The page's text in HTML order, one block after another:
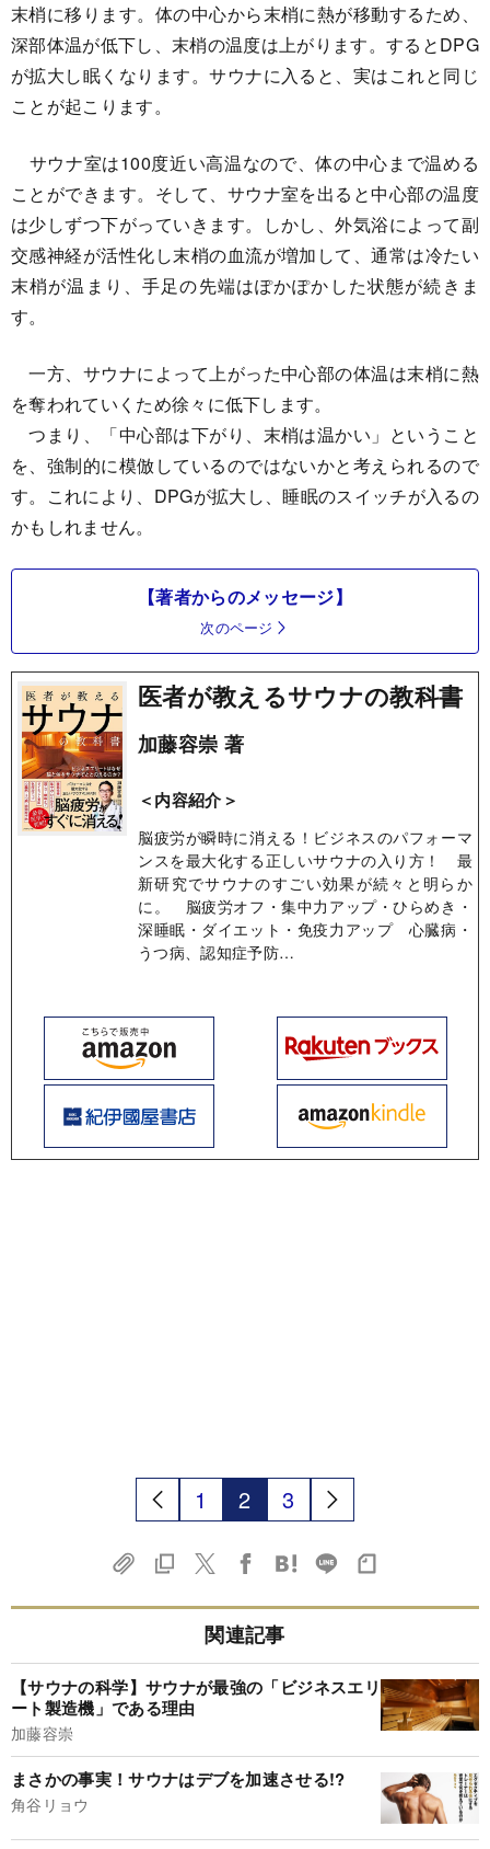
末梢に移ります。体の中心から末梢に熱が移動するため、
深部体温が低下し、末梢の温度は上がります。するとDPG
が拡大し眠くなります。サウナに入ると、実はこれと同じ
ことが起こります。
サウナ室は100度近い高温なので、体の中心まで温める
ことができます。そして、サウナ室を出ると中心部の温度
は少しずつ下がっていきます。しかし、外気浴によって副
交感神経が活性化し末梢の血流が増加して、通常は冷たい
末梢が温まり、手足の先端はぽかぽかした状態が続きま
す。
一方、サウナによって上がった中心部の体温は末梢に熱
を奪われていくため徐々に低下します。
つまり、「中心部は下がり、末梢は温かい」ということ
を、強制的に模倣しているのではないかと考えられるので
す。これにより、DPGが拡大し、睡眠のスイッチが入るの
かもしれません。
【著者からのメッセージ】
次のページ
医者が教えるサウナの教科書
加藤容崇 著
＜内容紹介＞
脳疲労が瞬時に消える！ビジネスのパフォーマ
ンスを最大化する正しいサウナの入り方！ 最
新研究でサウナのすごい効果が続々と明らか
に。 脳疲労オフ・集中力アップ・ひらめき・
深睡眠・ダイエット・免疫力アップ 心臓病・
うつ病、認知症予防…
1 2 3
関連記事
【サウナの科学】サウナが最強の「ビジネスエリ
ート製造機」である理由
加藤容崇
まさかの事実！サウナはデブを加速させる!?
角谷リョウ